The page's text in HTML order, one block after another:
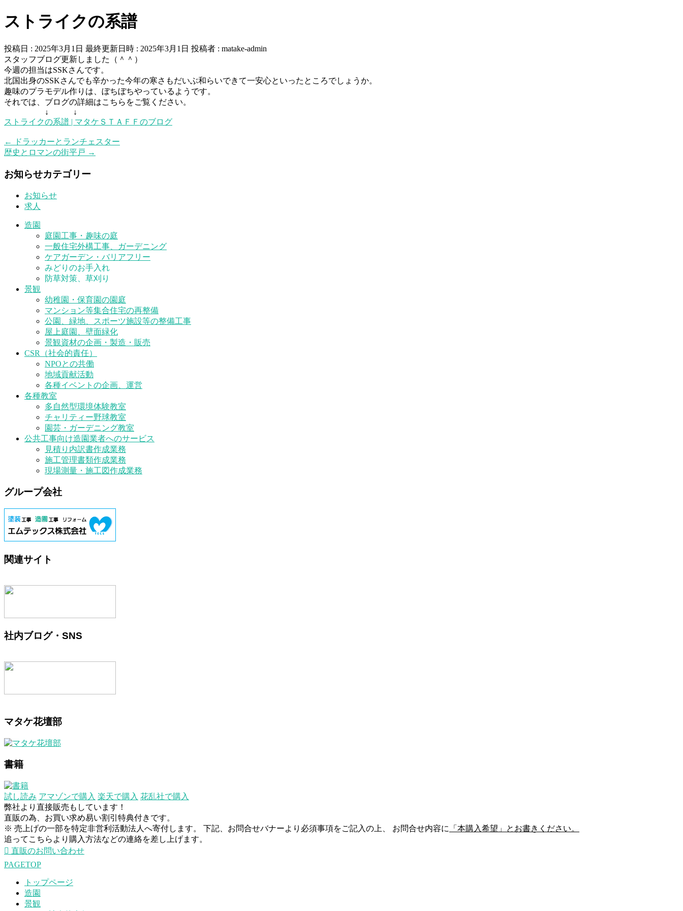
ストライクの系譜
投稿日 : 2025年3月1日 最終更新日時 : 2025年3月1日 投稿者 : matake-admin
スタッフブログ更新しました（＾＾）
今週の担当はSSKさんです。
北国出身のSSKさんでも辛かった今年の寒さもだいぶ和らいできて一安心といったところでしょうか。
趣味のプラモデル作りは、ぼちぼちやっているようです。
それでは、ブログの詳細はこちらをご覧ください。
↓ ↓
ストライクの系譜 | マタケＳＴＡＦＦのブログ
←
ドラッカーとランチェスター
歴史とロマンの街平戸 →
お知らせカテゴリー
お知らせ
求人
造園
庭園工事・趣味の庭
一般住宅外構工事、ガーデニング
ケアガーデン・バリアフリー
みどりのお手入れ
防草対策、草刈り
景観
幼稚園・保育園の園庭
マンション等集合住宅の再整備
公園、緑地、スポーツ施設等の整備工事
屋上庭園、壁面緑化
景観資材の企画・製造・販売
CSR（社会的責任）
NPOとの共働
地域貢献活動
各種イベントの企画、運営
各種教室
多自然型環境体験教室
チャリティー野球教室
園芸・ガーデニング教室
公共工事向け造園業者へのサービス
見積り内訳書作成業務
施工管理書類作成業務
現場測量・施工図作成業務
グループ会社
関連サイト
社内ブログ・SNS
マタケ花壇部
書籍
試し読み アマゾンで購入 楽天で購入 花乱社で購入
弊社より直接販売もしています！
直販の為、お買い求め易い割引特典付きです。
※ 売上げの一部を特定非営利活動法人へ寄付します。 下記、お問合せバナーより必須事項をご記入の上、 お問合せ内容に
「本購入希望」とお書きください。
追ってこちらより購入方法などの連絡を差し上げます。
直販のお問い合わせ
PAGETOP
トップページ
造園
景観